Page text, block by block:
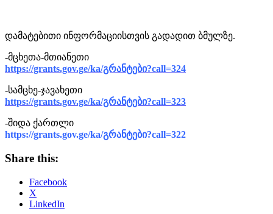
დამატებითი ინფორმაციისთვის გადადით ბმულზე.
-მცხეთა-მთიანეთი
https://grants.gov.ge/ka/გრანტები?call=324
-სამცხე-ჯავახეთი
https://grants.gov.ge/ka/გრანტები?call=323
-შიდა ქართლი
https://grants.gov.ge/ka/გრანტები?call=322
Share this:
Facebook
X
LinkedIn